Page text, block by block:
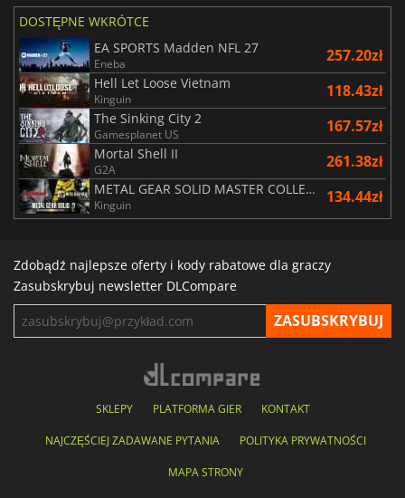
DOSTĘPNE WKRÓTCE
EA SPORTS Madden NFL 27
Eneba 257.20zł
Hell Let Loose Vietnam
Kinguin 118.43zł
The Sinking City 2
Gamesplanet US 167.57zł
Mortal Shell II
G2A 261.38zł
METAL GEAR SOLID MASTER COLLECTION Vol.2
Kinguin 134.44zł
Zdobądź najlepsze oferty i kody rabatowe dla graczy
Zasubskrybuj newsletter DLCompare
SKLEPY PLATFORMA GIER KONTAKT
NAJCZĘŚCIEJ ZADAWANE PYTANIA POLITYKA PRYWATNOŚCI
MAPA STRONY